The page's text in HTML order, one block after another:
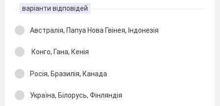
варіанти відповідей
Австралія, Папуа Нова Гвінея, Індонезія
Конго, Гана, Кенія
Росія, Бразилія, Канада
Україна, Білорусь, Фінляндія